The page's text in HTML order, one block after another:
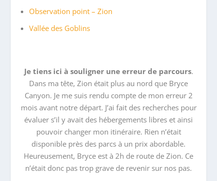
Observation point – Zion
Vallée des Goblins
Je tiens ici à souligner une erreur de parcours.
Dans ma tête, Zion était plus au nord que Bryce
Canyon. Je me suis rendu compte de mon erreur 2
mois avant notre départ. J’ai fait des recherches pour
évaluer s’il y avait des hébergements libres et ainsi
pouvoir changer mon itinéraire. Rien n’était
disponible près des parcs à un prix abordable.
Heureusement, Bryce est à 2h de route de Zion. Ce
n’était donc pas trop grave de revenir sur nos pas.